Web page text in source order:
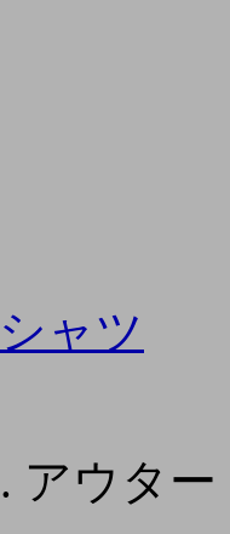
ャツ
アウター